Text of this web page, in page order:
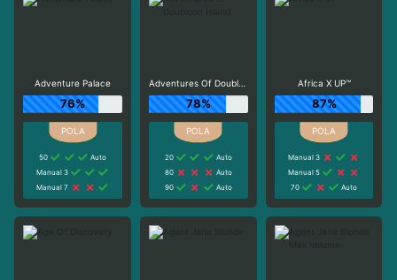
Adventure Palace
76%
50
Auto
Manual 3
Manual 7
Adventures Of Doubloon Island
78%
20
Auto
80
Auto
90
Auto
Africa X UP™
87%
Manual 3
Manual 5
70
Auto